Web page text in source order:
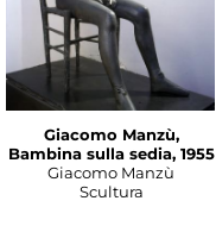
Giacomo Manzù,
Bambina sulla sedia, 1955
Giacomo Manzù
Scultura